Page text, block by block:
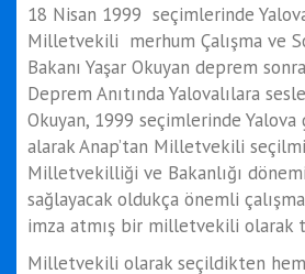
18 Nisan 1999 seçimlerinde
Milletvekili merhum Çalışma ve
Bakanı Yaşar Okuyan deprem
Deprem Anıtında Yalovalılara
Okuyan, 1999 seçimlerinde
alarak Anap’tan Milletvekili
Milletvekilliği ve Bakanlığı
sağlayacak oldukça önemli
imza atmış bir milletvekili olarak
Milletvekili olarak seçildikten